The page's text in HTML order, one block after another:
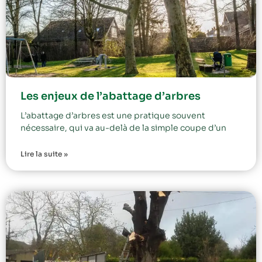
Les enjeux de l’abattage d’arbres
L’abattage d’arbres est une pratique souvent
nécessaire, qui va au-delà de la simple coupe d’un
Lire la suite »